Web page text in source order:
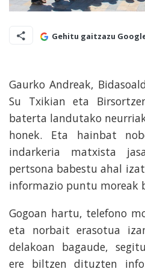
Gehitu gaitzazu
Gaurko Andreak,
Su Txikian eta
baterta landutako
honek. Eta hainbat
indarkeria matxista
pertsona babestu ahal
informazio puntu moreak
Gogoan hartu, telefono
eta norbait erasotua
delakoan bagaude,
ere biltzen dituzten